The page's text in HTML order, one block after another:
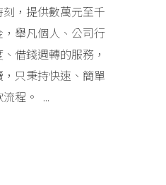
，提供數萬元至千
舉凡個人、公司行
借錢週轉的服務，
只秉持快速、簡單
程。 ...